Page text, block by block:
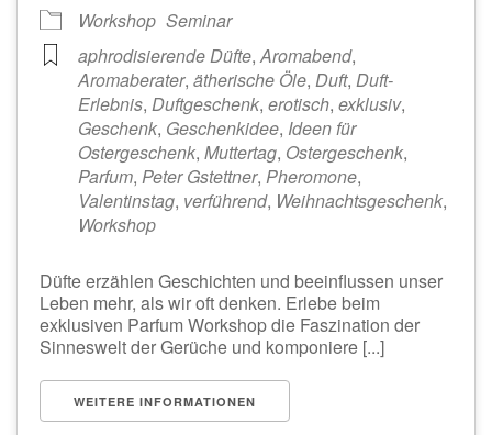
Workshop Seminar
aphrodisierende Düfte,Aromabend,
Aromaberater, ätherische Öle, Duft, Duft-
Erlebnis, Duftgeschenk, erotisch, exklusiv,
Geschenk, Geschenkidee, Ideen für
Ostergeschenk, Muttertag, Ostergeschenk,
Parfum, Peter Gstettner, Pheromone,
Valentinstag, verführend, Weihnachtsgeschenk,
Workshop
Düfte erzählen Geschichten und beeinflussen unser
Leben mehr, als wir oft denken. Erlebe beim
exklusiven Parfum Workshop die Faszination der
Sinneswelt der Gerüche und komponiere [...]
WEITERE INFORMATIONEN